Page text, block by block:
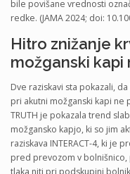
bile povišane vrednosti
redke. (JAMA 2024; doi:
Hitro znižanje
možganski kapi
Dve raziskavi sta pokazali,
pri akutni možganski kapi ne
TRUTH je pokazala trend
možgansko kapjo, ki so jim
raziskava INTERACT-4, ki je
pred prevozom v bolnišnico,